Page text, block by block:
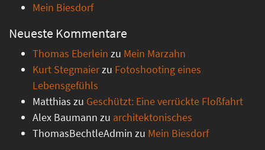
Mein Biesdorf
Neueste Kommentare
Thomas Eberlein zu Mein Marzahn
Kurt Stegmaierzu Fotoshooting eines
Lebensgefühls
Matthias zu Geschützt: Eine verrückte Floßfahrt
Alex Baumann zu architektonisches
ThomasBechtleAdmin zu Mein Biesdorf